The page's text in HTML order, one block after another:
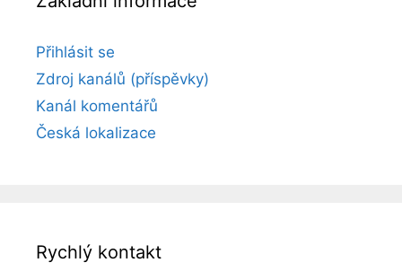
Přihlásit se
Zdroj kanálů (příspěvky)
Kanál komentářů
Česká lokalizace
Rychlý kontakt